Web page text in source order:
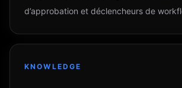
d’approbation et déclencheurs de
KNOWLEDGE